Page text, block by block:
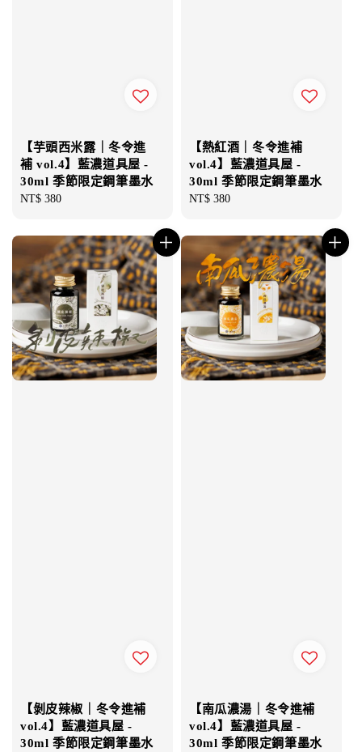
【芋頭西米露｜冬令進
補 vol.4】藍濃道具屋 -
30ml 季節限定鋼筆墨水
Regular
NT$ 380
【熱紅酒｜冬令進補
vol.4】藍濃道具屋 -
30ml 季節限定鋼筆墨水
Regular
NT$ 380
【剝皮辣椒｜冬令進補
vol.4】藍濃道具屋 -
30ml 季節限定鋼筆墨水
【南瓜濃湯｜冬令進補
vol.4】藍濃道具屋 -
30ml 季節限定鋼筆墨水